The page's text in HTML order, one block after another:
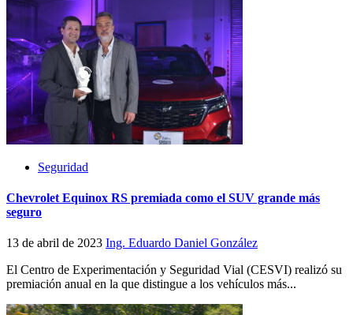
Seguridad
Chevrolet Equinox RS premiada como el SUV grande más
seguro
13 de abril de 2023 Ing. Eduardo Daniel González
El Centro de Experimentación y Seguridad Vial (CESVI) realizó su
premiación anual en la que distingue a los vehículos más...